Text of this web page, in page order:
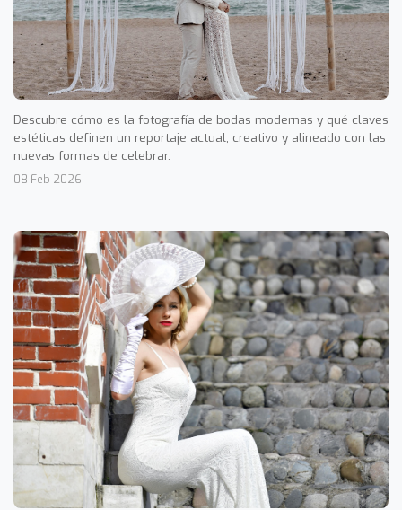
Descubre cómo es la fotografía de bodas modernas y qué claves
estéticas definen un reportaje actual, creativo y alineado con las
nuevas formas de celebrar.
08 Feb 2026